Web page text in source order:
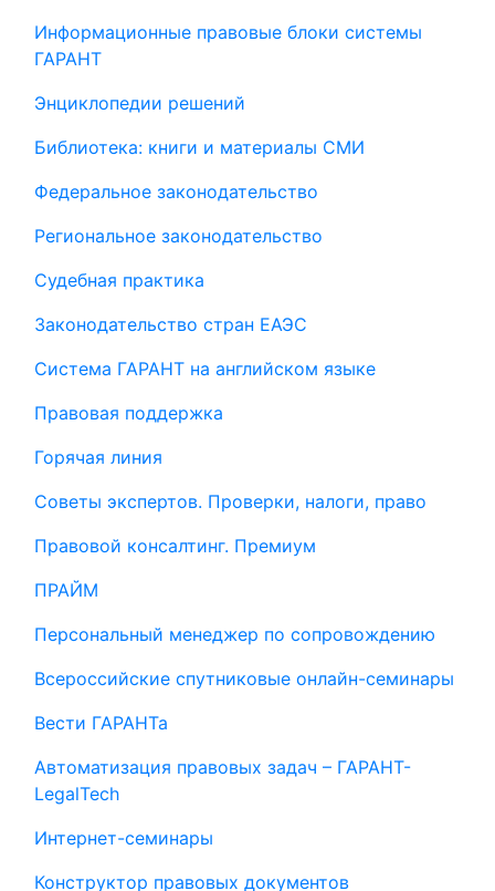
Информационные правовые блоки системы
ГАРАНТ
Энциклопедии решений
Библиотека: книги и материалы СМИ
Федеральное законодательство
Региональное законодательство
Судебная практика
Законодательство стран ЕАЭС
Система ГАРАНТ на английском языке
Правовая поддержка
Горячая линия
Советы экспертов. Проверки, налоги, право
Правовой консалтинг. Премиум
ПРАЙМ
Персональный менеджер по сопровождению
Всероссийские спутниковые онлайн-семинары
Вести ГАРАНТа
Автоматизация правовых задач – ГАРАНТ-
LegalTech
Интернет-семинары
Конструктор правовых документов